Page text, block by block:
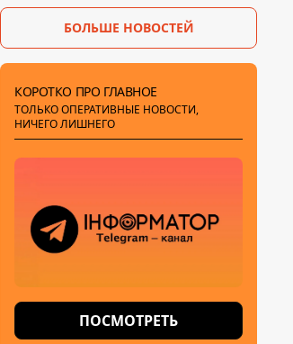
шпионила за военными
БОЛЬШЕ НОВОСТЕЙ
КОРОТКО ПРО ГЛАВНОЕ
ТОЛЬКО ОПЕРАТИВНЫЕ НОВОСТИ,
НИЧЕГО ЛИШНЕГО
ПОСМОТРЕТЬ